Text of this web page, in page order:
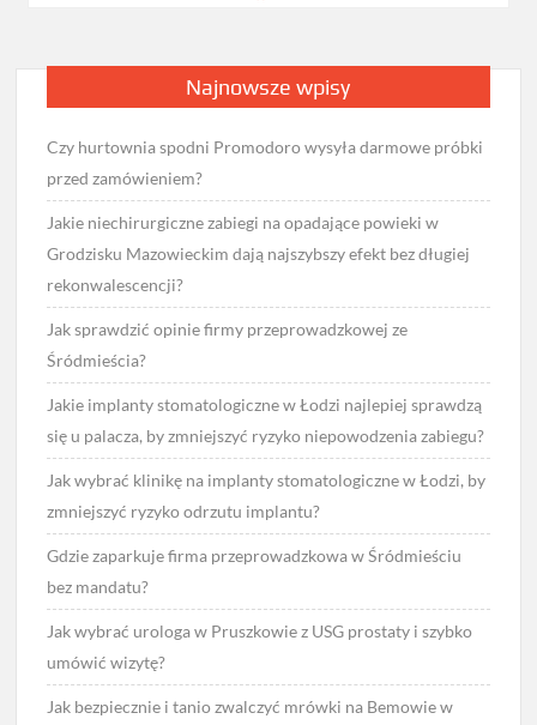
Najnowsze wpisy
Czy hurtownia spodni Promodoro wysyła darmowe próbki
przed zamówieniem?
Jakie niechirurgiczne zabiegi na opadające powieki w
Grodzisku Mazowieckim dają najszybszy efekt bez długiej
rekonwalescencji?
Jak sprawdzić opinie firmy przeprowadzkowej ze
Śródmieścia?
Jakie implanty stomatologiczne w Łodzi najlepiej sprawdzą
się u palacza, by zmniejszyć ryzyko niepowodzenia zabiegu?
Jak wybrać klinikę na implanty stomatologiczne w Łodzi, by
zmniejszyć ryzyko odrzutu implantu?
Gdzie zaparkuje firma przeprowadzkowa w Śródmieściu
bez mandatu?
Jak wybrać urologa w Pruszkowie z USG prostaty i szybko
umówić wizytę?
Jak bezpiecznie i tanio zwalczyć mrówki na Bemowie w